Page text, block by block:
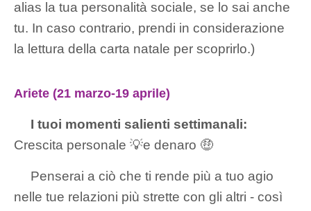
alias la tua personalità sociale, se lo sai anche
tu. In caso contrario, prendi in considerazione
la lettura della carta natale per scoprirlo.)
Ariete (21 marzo-19 aprile)
I tuoi momenti salienti settimanali:
Crescita personale 💡e denaro 🤑
Penserai a ciò che ti rende più a tuo agio
nelle tue relazioni più strette con gli altri - così